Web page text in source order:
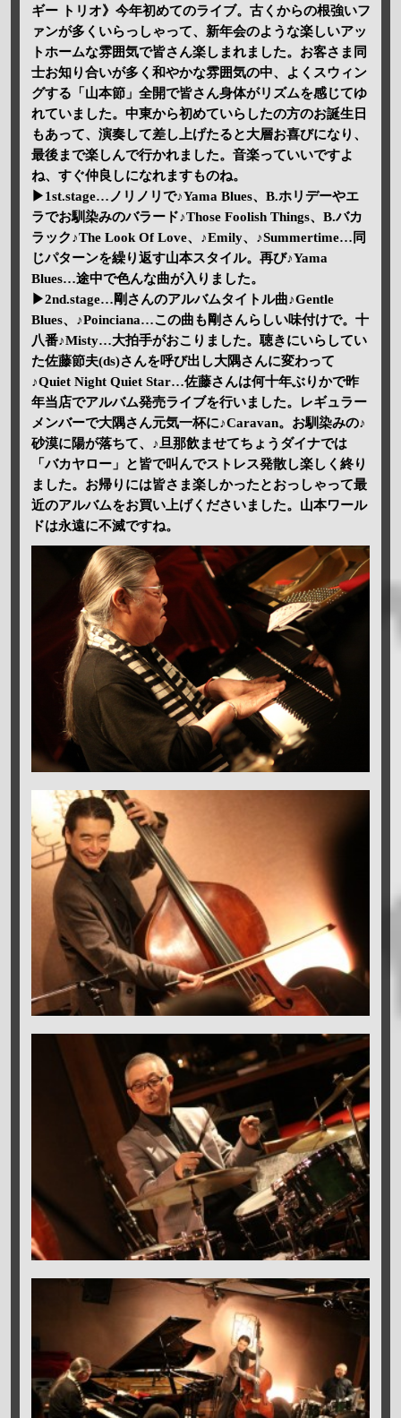
ギー トリオ》今年初めてのライブ。古くからの根強いフ
ァンが多くいらっしゃって、新年会のような楽しいアッ
トホームな雰囲気で皆さん楽しまれました。お客さま同
士お知り合いが多く和やかな雰囲気の中、よくスウィン
グする「山本節」全開で皆さん身体がリズムを感じてゆ
れていました。中東から初めていらしたの方のお誕生日
もあって、演奏して差し上げたると大層お喜びになり、
最後まで楽しんで行かれました。音楽っていいですよ
ね、すぐ仲良しになれますものね。
▶1st.stage…ノリノリで♪Yama Blues、B.ホリデーやエ
ラでお馴染みのバラード♪Those Foolish Things、B.バカ
ラック♪The Look Of Love、♪Emily、♪Summertime…同
じパターンを繰り返す山本スタイル。再び♪Yama
Blues…途中で色んな曲が入りました。
▶2nd.stage…剛さんのアルバムタイトル曲♪Gentle
Blues、♪Poinciana…この曲も剛さんらしい味付けで。十
八番♪Misty…大拍手がおこりました。聴きにいらしてい
た佐藤節夫(ds)さんを呼び出し大隅さんに変わって
♪Quiet Night Quiet Star…佐藤さんは何十年ぶりかで昨
年当店でアルバム発売ライブを行いました。レギュラー
メンバーで大隅さん元気一杯に♪Caravan。お馴染みの♪
砂漠に陽が落ちて、♪旦那飲ませてちょうダイナでは
「バカヤロー」と皆で叫んでストレス発散し楽しく終り
ました。お帰りには皆さま楽しかったとおっしゃって最
近のアルバムをお買い上げくださいました。山本ワール
ドは永遠に不滅ですね。